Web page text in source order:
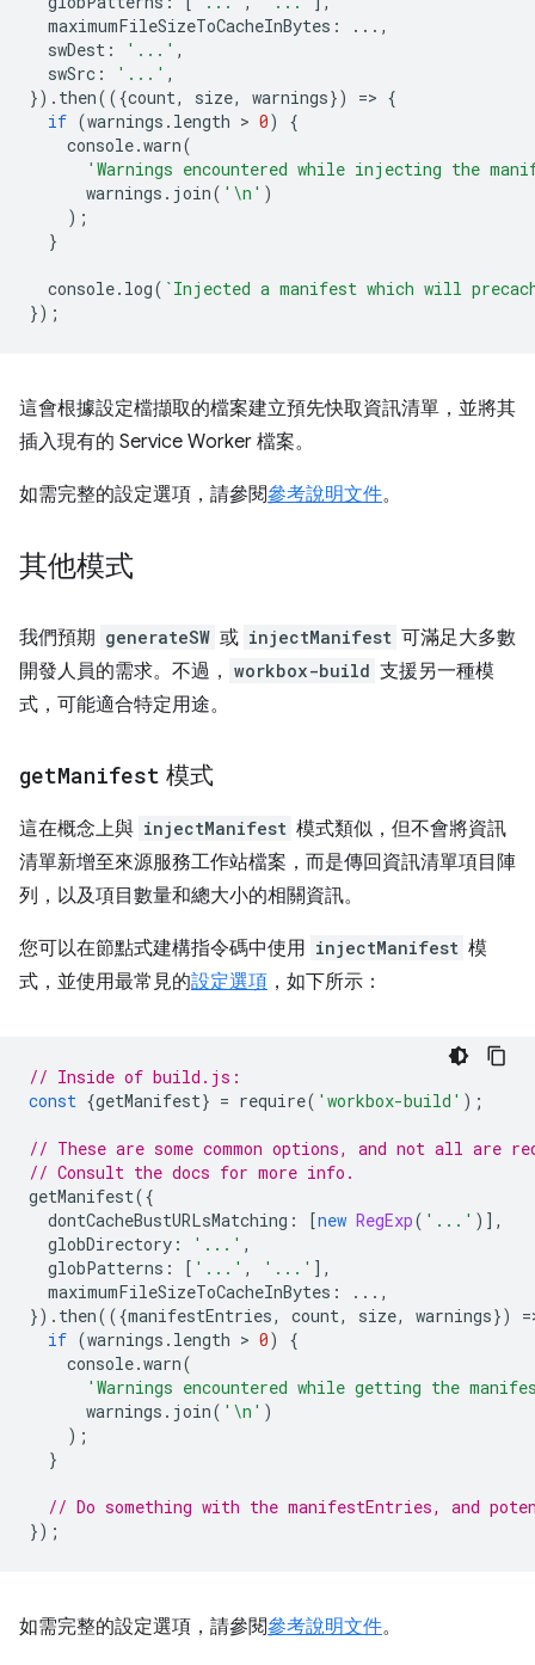
maximumFileSizeToCacheInBytes :
...,
swDest : '...' ,
swSrc : '...' ,
}). then(({count, size, warnings}) => {
if (warnings . length > 0)
{
console.warn(
'Warnings encountered while injecting the
warnings . join( '\n' )
);
}
console. log( `Injected a manifest which will
});
這會根據設定檔擷取的檔案建立預先快取資訊清單，並將其
插入現有的 Service Worker 檔案。
如需完整的設定選項，請參閱參考說明文件。
其他模式
我們預期 generateSW 或 injectManifest 可滿足大多數
開發人員的需求。不過， workbox-build 支援另一種模
式，可能適合特定用途。
getManifest 模式
這在概念上與 injectManifest 模式類似，但不會將資訊
清單新增至來源服務工作站檔案，而是傳回資訊清單項目陣
列，以及項目數量和總大小的相關資訊。
您可以在節點式建構指令碼中使用 injectManifest 模
式，並使用最常見的設定選項 ，如下所示：
// Inside of build.js:
const {getManifest} = require( 'workbox-build' );
// These are some common options, and not all are
// Consult the docs for more info.
getManifest({
dontCacheBustURLsMatching : [new RegExp( '...' )],
globDirectory : '...' ,
globPatterns : [ '...' , '...' ],
maximumFileSizeToCacheInBytes :
...,
}). then(({manifestEntries, count, size, warnings}) =
if (warnings . length > 0)
{
console.warn(
'Warnings encountered while getting the
warnings . join( '\n' )
);
}
// Do something with the manifestEntries, and
});
如需完整的設定選項，請參閱參考說明文件。